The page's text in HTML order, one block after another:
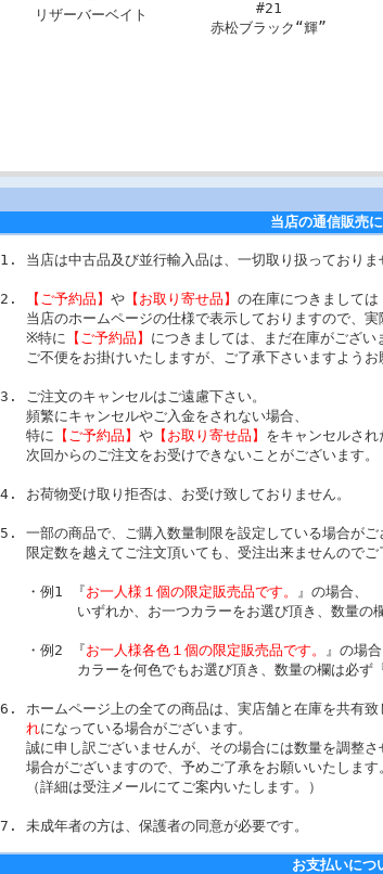
リザーバーベイト
#21
赤松ブラック“輝”
当店の通信販売
当店は中古品及び並行輸入品は、一切取り扱っておりま
【ご予約品】 や【お取り寄せ品】 の在庫につきましては
当店のホームページの仕様で表示しておりますので、実
※特に 【ご予約品】 につきましては、まだ在庫がござい
ご不便をお掛けいたしますが、ご了承下さいますようお
ご注文のキャンセルはご遠慮下さい。
頻繁にキャンセルやご入金をされない場合、
特に 【ご予約品】 や【お取り寄せ品】 をキャンセルされ
次回からのご注文をお受けできないことがございます。
お荷物受け取り拒否は、お受け致しておりません。
一部の商品で、ご購入数量制限を設定している場合がご
限定数を越えてご注文頂いても、受注出来ませんのでご
・例1 『お一人様１個の限定販売品です。 』の場合、
いずれか、お一つカラーをお選び頂き、数量の
・例2 『お一人様各色１個の限定販売品です。 』の場合
カラーを何色でもお選び頂き、数量の欄は必ず
ホームページ上の全ての商品は、実店舗と在庫を共有
れになっている場合がございます。
誠に申し訳ございませんが、その場合には数量を調整
場合がございますので、予めご了承をお願いいたします。
（詳細は受注メールにてご案内いたします。）
未成年者の方は、保護者の同意が必要です。
お支払いにつ